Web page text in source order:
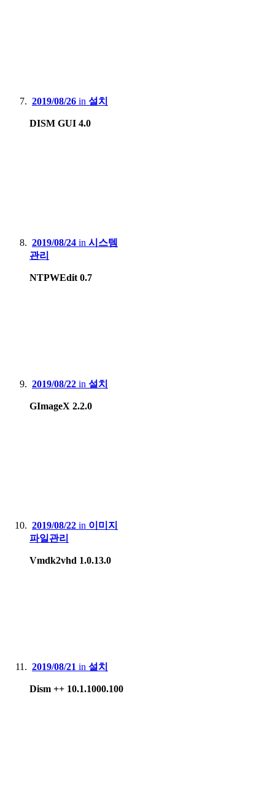
2019/08/26 in 설치
DISM GUI 4.0
2019/08/24 in 시스템
관리
NTPWEdit 0.7
2019/08/22 in 설치
GImageX 2.2.0
2019/08/22 in 이미지
파일관리
Vmdk2vhd 1.0.13.0
2019/08/21 in 설치
Dism ++ 10.1.1000.100